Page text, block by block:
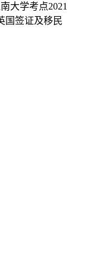
大学考点2021
国签证及移民